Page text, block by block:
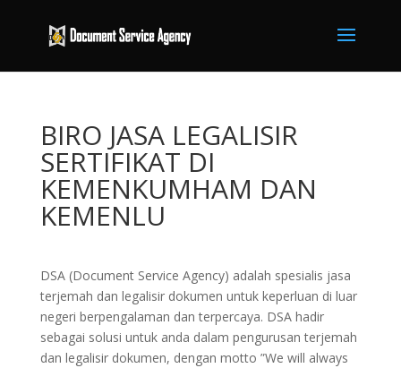
BIRO JASA LEGALISIR
SERTIFIKAT DI
KEMENKUMHAM DAN
KEMENLU
DSA (Document Service Agency) adalah spesialis jasa
terjemah dan legalisir dokumen untuk keperluan di luar
negeri berpengalaman dan terpercaya. DSA hadir
sebagai solusi untuk anda dalam pengurusan terjemah
dan legalisir dokumen, dengan motto ”We will always